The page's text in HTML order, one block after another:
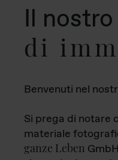
Il nostro
di
Benvenuti nel
Si prega di notare
materiale
ganze Leben